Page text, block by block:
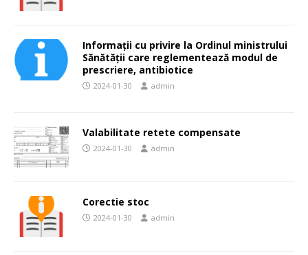
Informații cu privire la Ordinul ministrului
Sănătății care reglementează modul de
prescriere, antibiotice
2024-01-30 admin
Valabilitate retete compensate
2024-01-30 admin
Corectie stoc
2024-01-30 admin